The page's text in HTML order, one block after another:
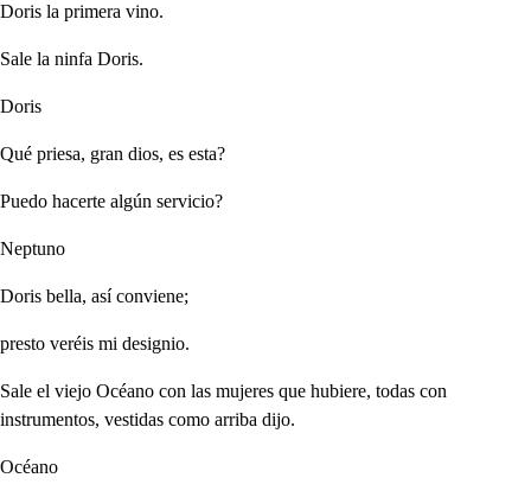
Doris la primera vino.
Sale la ninfa Doris.
Doris
Qué priesa, gran dios, es esta?
Puedo hacerte algún servicio?
Neptuno
Doris bella, así conviene;
presto veréis mi designio.
Sale el viejo Océano con las mujeres que hubiere, todas con
instrumentos, vestidas como arriba dijo.
Océano